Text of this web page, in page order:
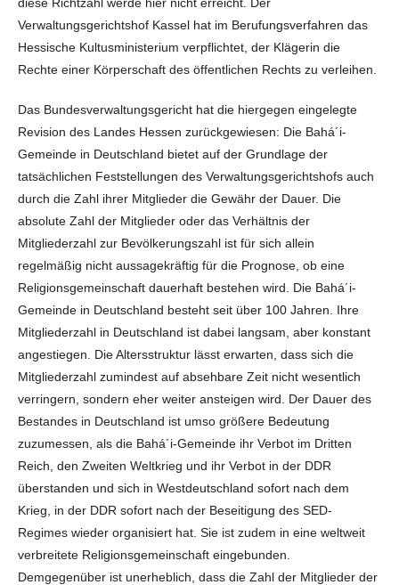
Verwaltungsgerichtshof Kassel hat im Berufungsverfahren das
Hessische Kultusministerium verpflichtet, der Klägerin die
Rechte einer Körperschaft des öffentlichen Rechts zu verleihen.
Das Bundesverwaltungsgericht hat die hiergegen eingelegte
Revision des Landes Hessen zurückgewiesen: Die Bahá´i-
Gemeinde in Deutschland bietet auf der Grundlage der
tatsächlichen Feststellungen des Verwaltungsgerichtshofs auch
durch die Zahl ihrer Mitglieder die Gewähr der Dauer. Die
absolute Zahl der Mitglieder oder das Verhältnis der
Mitgliederzahl zur Bevölkerungszahl ist für sich allein
regelmäßig nicht aussagekräftig für die Prognose, ob eine
Religionsgemeinschaft dauerhaft bestehen wird. Die Bahá´i-
Gemeinde in Deutschland besteht seit über 100 Jahren. Ihre
Mitgliederzahl in Deutschland ist dabei langsam, aber konstant
angestiegen. Die Altersstruktur lässt erwarten, dass sich die
Mitgliederzahl zumindest auf absehbare Zeit nicht wesentlich
verringern, sondern eher weiter ansteigen wird. Der Dauer des
Bestandes in Deutschland ist umso größere Bedeutung
zuzumessen, als die Bahá´i-Gemeinde ihr Verbot im Dritten
Reich, den Zweiten Weltkrieg und ihr Verbot in der DDR
überstanden und sich in Westdeutschland sofort nach dem
Krieg, in der DDR sofort nach der Beseitigung des SED-
Regimes wieder organisiert hat. Sie ist zudem in eine weltweit
verbreitete Religionsgemeinschaft eingebunden.
Demgegenüber ist unerheblich, dass die Zahl der Mitglieder der